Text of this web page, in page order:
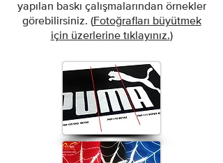
yapılan baskı çalışmalarından örnekler
görebilirsiniz. (Fotoğrafları büyütmek
için üzerlerine tıklayınız.)